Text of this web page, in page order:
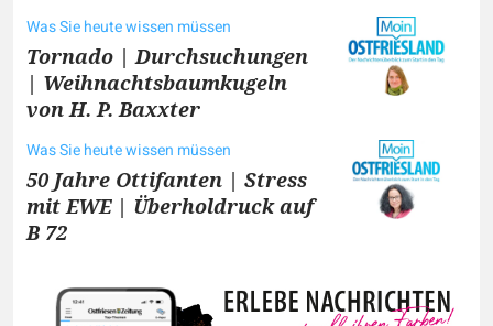
Was Sie heute wissen müssen
Tornado | Durchsuchungen
| Weihnachtsbaumkugeln
von H. P. Baxxter
Was Sie heute wissen müssen
50 Jahre Ottifanten | Stress
mit EWE | Überholdruck auf
B 72